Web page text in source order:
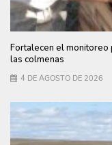
Fortalecen el
las colmenas
4 DE AGOSTO DE 2026